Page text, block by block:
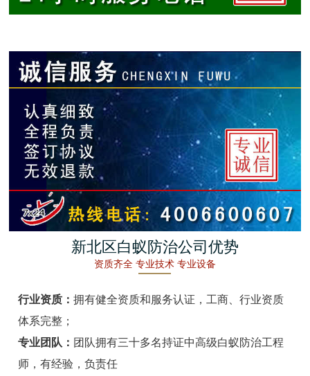
金湖白蚁防治
杭州白蚁防治
建德白蚁防治
桐庐白蚁防治
淳安白蚁防治
宁波白蚁防治
象山白蚁防治
温州白蚁防治
新北区白蚁防治公司优势
资质齐全 专业技术 专业设备
行业资质： 拥有健全资质和服务认证，工商、行业资质
体系完整；
专业团队： 团队拥有三十多名持证中高级白蚁防治工程
师，有经验，负责任